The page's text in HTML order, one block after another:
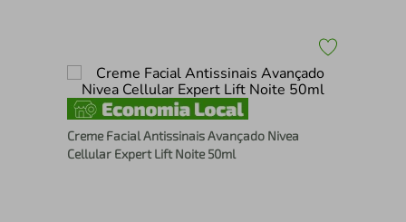
Creme Facial Antissinais Avançado Nivea
Cellular Expert Lift Noite 50ml